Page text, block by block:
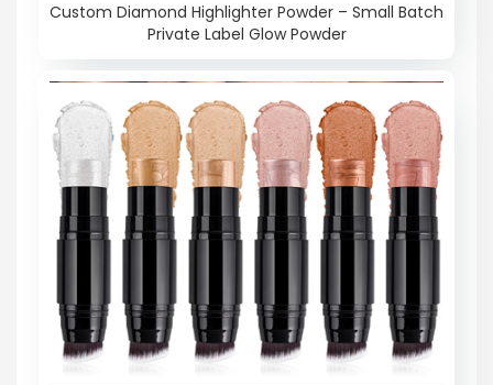
Custom Diamond Highlighter Powder – Small Batch
Private Label Glow Powder